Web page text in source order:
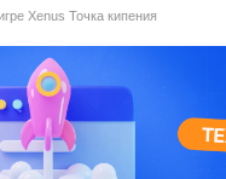
Xenus Точка кипения